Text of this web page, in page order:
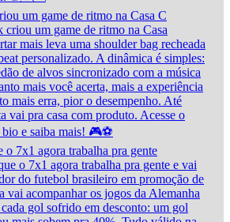
um game de ritmo na Casa C
7x1 agora trabalha pra gente